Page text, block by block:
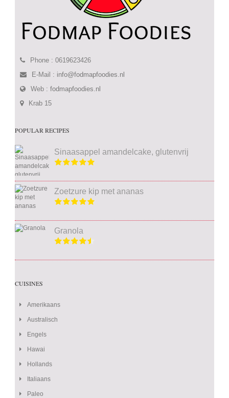
Phone : 0619623426
E-Mail : info@fodmapfoodies.nl
Web :fodmapfoodies.nl
Krab 15
POPULAR RECIPES
Sinaasappel amandelcake, glutenvrij
Zoetzure kip met ananas
Granola
CUISINES
Amerikaans
Australisch
Engels
Hawai
Hollands
Italiaans
Paleo